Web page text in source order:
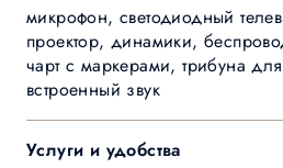
микрофон, светодиодный
проектор, динамики,
чарт с маркерами, трибуна
встроенный звук
Услуги и удобства